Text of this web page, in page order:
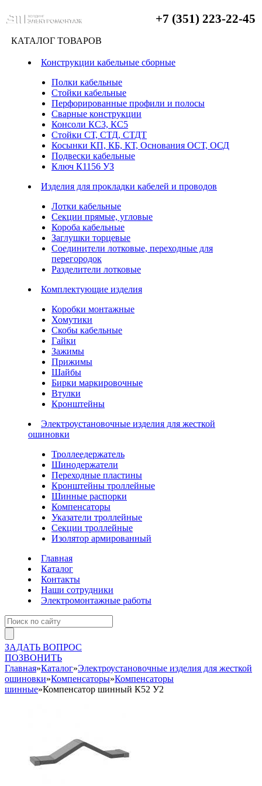
+7 (351) 223-22-45
КАТАЛОГ ТОВАРОВ
Конструкции кабельные сборные
Полки кабельные
Стойки кабельные
Перфорированные профили и полосы
Сварные конструкции
Консоли КС3, КС5
Стойки СТ, СТД, СТДТ
Косынки КП, КБ, КТ, Основания ОСТ, ОСД
Подвески кабельные
Ключ К1156 УЗ
Изделия для прокладки кабелей и проводов
Лотки кабельные
Секции прямые, угловые
Короба кабельные
Заглушки торцевые
Соединители лотковые, переходные для
перегородок
Разделители лотковые
Комплектующие изделия
Коробки монтажные
Хомутики
Скобы кабельные
Гайки
Зажимы
Прижимы
Шайбы
Бирки маркировочные
Втулки
Кронштейны
Электроустановочные изделия для жесткой
ошиновки
Троллеедержатель
Шинодержатели
Переходные пластины
Кронштейны троллейные
Шинные распорки
Компенсаторы
Указатели троллейные
Секции троллейные
Изолятор армированный
Главная
Каталог
Контакты
Наши сотрудники
Электромонтажные работы
ЗАДАТЬ ВОПРОС
ПОЗВОНИТЬ
Главная»Каталог»Электроустановочные изделия для жесткой
ошиновки»Компенсаторы»Компенсаторы
шинные»Компенсатор шинный К52 У2